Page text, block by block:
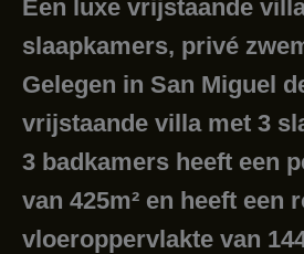
Een luxe vrijstaande
slaapkamers, privé
Gelegen in San Miguel
vrijstaande villa met 3
3 badkamers heeft een
van 425m² en heeft een
vloeroppervlakte van